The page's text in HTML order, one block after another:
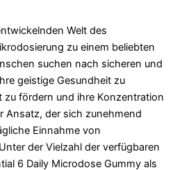
Welt des
zu einem beliebten
suchen nach sicheren und
geistige Gesundheit zu
zu fördern und ihre Konzentration
Ansatz, der sich zunehmend
Einnahme von
der Vielzahl der verfügbaren
6 Daily Microdose Gummy als